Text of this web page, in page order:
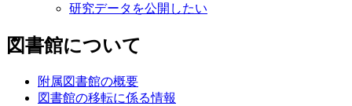
研究データを公開したい
図書館について
附属図書館の概要
図書館の移転に係る情報